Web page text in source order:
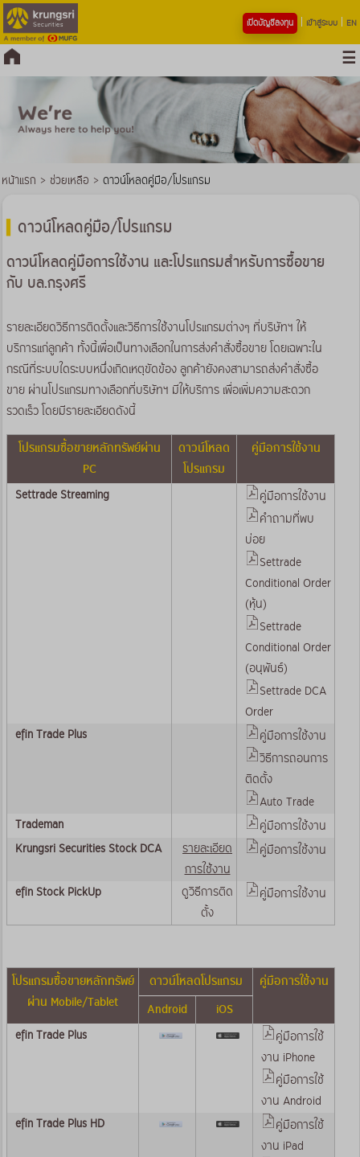
เปิดบัญชีลงทุน เข้าสู่ระบบ EN
หน้าแรก > ช่วยเหลือ > ดาวน์โหลดคู่มือ/โปรแกรม
ดาวน์โหลดคู่มือ/โปรแกรม
ดาวน์โหลดคู่มือการใช้งาน และโปรแกรมสำหรับการซื้อขาย
กับ บล.กรุงศรี
รายละเอียดวิธีการติดตั้งและวิธีการใช้งานโปรแกรมต่างๆ ที่บริษัทฯ ให้
บริการแก่ลูกค้า ทั้งนี้เพื่อเป็นทางเลือกในการส่งคำสั่งซื้อขาย โดยเฉพาะใน
กรณีที่ระบบใดระบบหนึ่งเกิดเหตุขัดข้อง ลูกค้ายังคงสามารถส่งคำสั่งซื้อ
ขาย ผ่านโปรแกรมทางเลือกที่บริษัทฯ มีให้บริการ เพื่อเพิ่มความสะดวก
รวดเร็ว โดยมีรายละเอียดดังนี้
โปรแกรมซื้อขายหลักทรัพย์ผ่าน
PC
ดาวน์โหลด
โปรแกรม
คู่มือการใช้งาน
Settrade Streaming
คู่มือการใช้งาน
คำถามที่พบ
บ่อย
Settrade
Conditional Order
(หุ้น)
Settrade
Conditional Order
(อนุพันธ์)
Settrade DCA
Order
efin Trade Plus
คู่มือการใช้งาน
วิธีการถอนการ
ติดตั้ง
Auto Trade
Trademan
คู่มือการใช้งาน
Krungsri Securities Stock DCA
รายละเอียด
การใช้งาน
คู่มือการใช้งาน
efin Stock PickUp
ดูวิธีการติด
ตั้ง
คู่มือการใช้งาน
โปรแกรมซื้อขายหลักทรัพย์
ผ่าน Mobile/Tablet
ดาวน์โหลดโปรแกรม
คู่มือการใช้งาน
Android
iOS
efin Trade Plus
คู่มือการใช้
งาน iPhone
คู่มือการใช้
งาน Android
efin Trade Plus HD
คู่มือการใช้
งาน iPad